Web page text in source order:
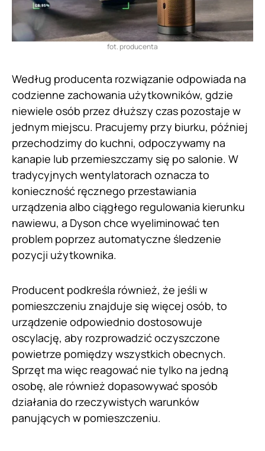
fot. producenta
Według producenta rozwiązanie odpowiada na
codzienne zachowania użytkowników, gdzie
niewiele osób przez dłuższy czas pozostaje w
jednym miejscu. Pracujemy przy biurku, później
przechodzimy do kuchni, odpoczywamy na
kanapie lub przemieszczamy się po salonie. W
tradycyjnych wentylatorach oznacza to
konieczność ręcznego przestawiania
urządzenia albo ciągłego regulowania kierunku
nawiewu, a Dyson chce wyeliminować ten
problem poprzez automatyczne śledzenie
pozycji użytkownika.
Producent podkreśla również, że jeśli w
pomieszczeniu znajduje się więcej osób, to
urządzenie odpowiednio dostosowuje
oscylację, aby rozprowadzić oczyszczone
powietrze pomiędzy wszystkich obecnych.
Sprzęt ma więc reagować nie tylko na jedną
osobę, ale również dopasowywać sposób
działania do rzeczywistych warunków
panujących w pomieszczeniu.